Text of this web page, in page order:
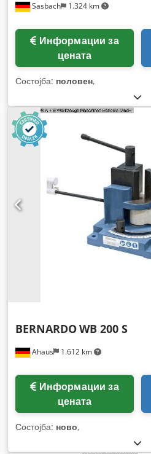
Sasbach 1.324 km
цената
Состојба: половен,
Ahaus 1.612 km
BERNARDOWB 200 S
цената
Состојба: ново,